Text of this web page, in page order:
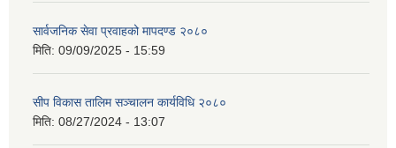
सार्वजनिक सेवा प्रवाहको मापदण्ड २०८०
मिति: 09/09/2025 - 15:59
सीप विकास तालिम सञ्चालन कार्यविधि २०८०
मिति: 08/27/2024 - 13:07